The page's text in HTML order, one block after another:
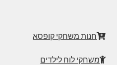
חנות משחקי קופסא
משחקי לוח לילדים